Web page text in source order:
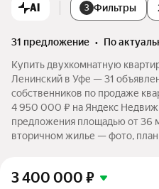
AI 3 Фильтры
31 предложение •
по
Купить двухкомнатную
Ленинский в Уфе — 31
собственников по продаже
4 950 000 ₽ на Яндекс
предложения площадью от 36
вторичном жилье — фото,
3 400 000 ₽